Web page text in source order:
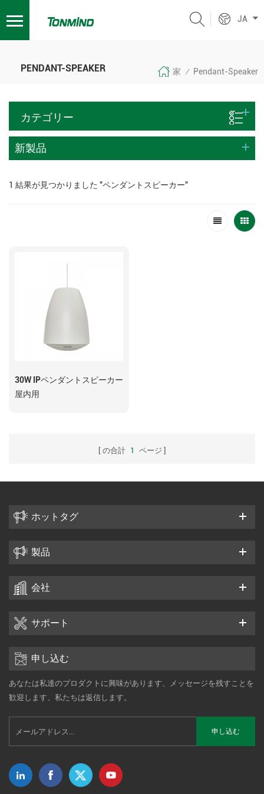
JA
PENDANT-SPEAKER 家 / Pendant-Speaker
カテゴリー
新製品
1 結果が見つかりました "ペンダントスピーカー"
30W IPペンダントスピーカー
屋内用
の合計 1 ページ
ホットタグ
製品
会社
サポート
申し込む
あなたは私達のプロダクトに興味があります、メッセージを残すことを
歓迎します、私たちは返信します。